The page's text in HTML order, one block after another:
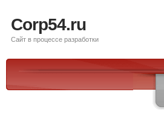
Corp54.ru
Сайт в процессе разработки